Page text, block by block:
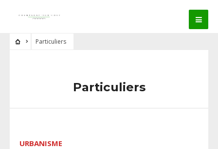
Particuliers
Particuliers
URBANISME